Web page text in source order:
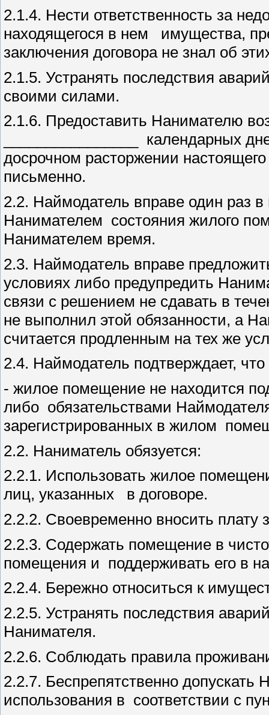
2.1.4. Нести ответственность за
находящегося в нем имущества,
заключения договора не знал об
2.1.5. Устранять последствия
своими силами.
2.1.6. Предоставить Нанимателю
________________ календарных
досрочном расторжении
письменно.
2.2. Наймодатель вправе один раз
Нанимателем состояния жилого
Нанимателем время.
2.3. Наймодатель вправе
условиях либо предупредить
связи с решением не сдавать в
не выполнил этой обязанности, а
считается продленным на тех же
2.4. Наймодатель подтверждает,
- жилое помещение не находится
либо обязательствами
зарегистрированных в жилом
2.2. Наниматель обязуется:
2.2.1. Использовать жилое
лиц, указанных в договоре.
2.2.2. Своевременно вносить
2.2.3. Содержать помещение в
помещения и поддерживать его в
2.2.4. Бережно относиться к
2.2.5. Устранять последствия
Нанимателя.
2.2.6. Соблюдать правила
2.2.7. Беспрепятственно
использования в соответствии с